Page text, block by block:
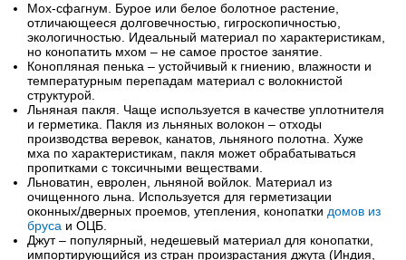
Мох-сфагнум. Бурое или белое болотное растение,
отличающееся долговечностью, гигроскопичностью,
экологичностью. Идеальный материал по характеристикам,
но конопатить мхом – не самое простое занятие.
Конопляная пенька – устойчивый к гниению, влажности и
температурным перепадам материал с волокнистой
структурой.
Льняная пакля. Чаще используется в качестве уплотнителя
и герметика. Пакля из льняных волокон – отходы
производства веревок, канатов, льняного полотна. Хуже
мха по характеристикам, пакля может обрабатываться
пропитками с токсичными веществами.
Льноватин, евролен, льняной войлок. Материал из
очищенного льна. Используется для герметизации
оконных/дверных проемов, утепления, конопатки домов из
бруса и ОЦБ.
Джут – популярный, недешевый материал для конопатки,
импортирующийся из стран произрастания джута (Индия,